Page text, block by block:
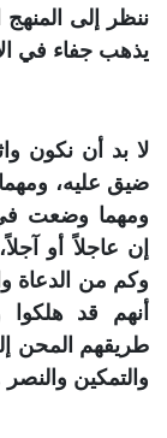
ننظر إلى المنهج
يذهب جفاء في
لا بد أن نكون
ضيق عليه،
ومهما وضعت في
إن عاجلاً أو
وكم من الدعاة
أنهم قد
طريقهم المحن
والتمكين والنصر